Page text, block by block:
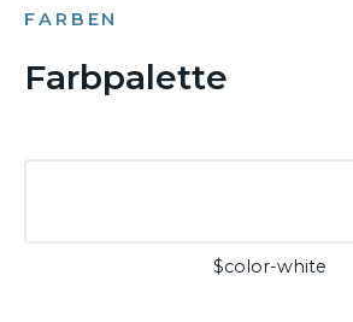
FARBEN
Farbpalette
$color-white